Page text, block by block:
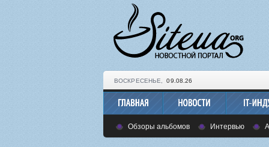
ВОСКРЕСЕНЬЕ, 09.08.26
Обзоры альбомов Интервью